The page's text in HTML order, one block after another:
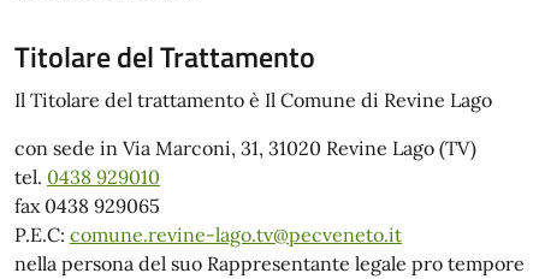
Titolare del Trattamento
Il Titolare del trattamento è Il Comune di Revine Lago
con sede in Via Marconi, 31, 31020 Revine Lago (TV)
tel. 0438 929010
fax 0438 929065
P.E.C: comune.revine-lago.tv@pecveneto.it
nella persona del suo Rappresentante legale pro tempore